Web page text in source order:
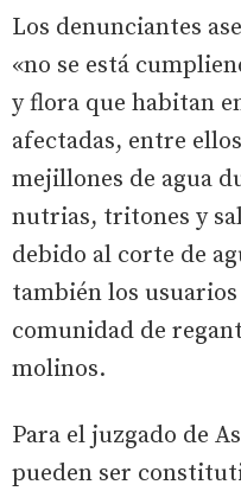
Los denunciantes
«no se está
y flora que habitan
afectadas, entre
mejillones de agua
nutrias, tritones y
debido al corte de
también los
comunidad de
molinos.
Para el juzgado de
pueden ser